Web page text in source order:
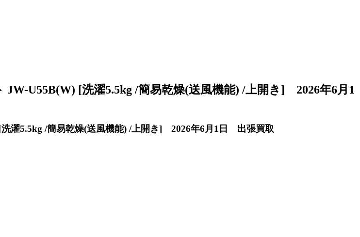
U55B(W) [洗濯5.5kg /簡易乾燥(送風機能) /上開き] 2026年6月1
濯5.5kg /簡易乾燥(送風機能) /上開き] 2026年6月1日 出張買取